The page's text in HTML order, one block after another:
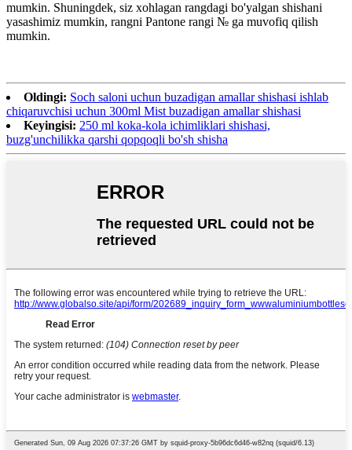
mumkin. Shuningdek, siz xohlagan rangdagi bo'yalgan shishani
yasashimiz mumkin, rangni Pantone rangi № ga muvofiq qilish
mumkin.
Oldingi: Soch saloni uchun buzadigan amallar shishasi ishlab
chiqaruvchisi uchun 300ml Mist buzadigan amallar shishasi
Keyingisi: 250 ml koka-kola ichimliklari shishasi,
buzg'unchilikka qarshi qopqoqli bo'sh shisha